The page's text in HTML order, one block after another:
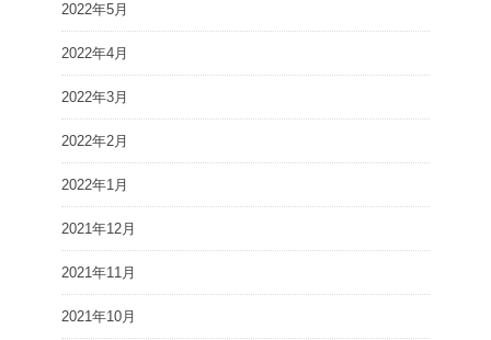
2022年5月
2022年4月
2022年3月
2022年2月
2022年1月
2021年12月
2021年11月
2021年10月